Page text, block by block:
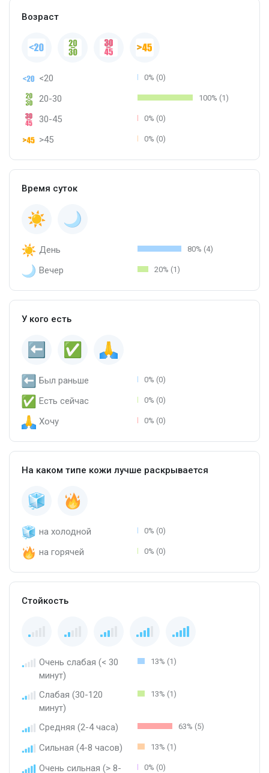
Возраст
<20 0% (0)
20-30 100% (1)
30-45 0% (0)
>45 0% (0)
Время суток
День 80% (4)
Вечер 20% (1)
У кого есть
Был раньше 0% (0)
Есть сейчас 0% (0)
Хочу 0% (0)
На каком типе кожи лучше раскрывается
на холодной 0% (0)
на горячей 0% (0)
Стойкость
Очень слабая (< 30
минут)
13% (1)
Слабая (30-120
минут)
13% (1)
Средняя (2-4 часа) 63% (5)
Сильная (4-8 часов) 13% (1)
Очень сильная (> 8-
0% (0)